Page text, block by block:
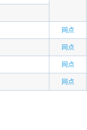
网点
网点
网点
网点